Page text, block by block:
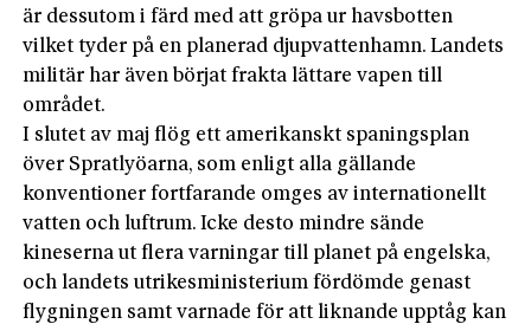
är dessutom i färd med att gröpa ur havsbotten
vilket tyder på en planerad djupvattenhamn. Landets
militär har även börjat frakta lättare vapen till
området.
I slutet av maj flög ett amerikanskt spaningsplan
över Spratlyöarna, som enligt alla gällande
konventioner fortfarande omges av internationellt
vatten och luftrum. Icke desto mindre sände
kineserna ut flera varningar till planet på engelska,
och landets utrikesministerium fördömde genast
flygningen samt varnade för att liknande upptåg kan